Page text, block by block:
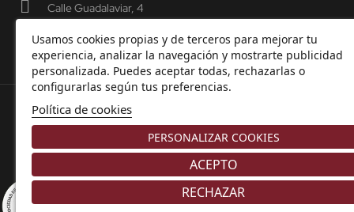
Usamos cookies propias y de terceros para mejorar tu
experiencia, analizar la navegación y mostrarte publicidad
personalizada. Puedes aceptar todas, rechazarlas o
configurarlas según tus preferencias.
Política de cookies
PERSONALIZAR COOKIES
RECHAZAR
ACEPTO
Calle Guadalaviar, 4
© 2000-2026 Laoficinaonline.
Aviso Legal-Política de cookies-Política de
Privacidad-Garantía y Devoluciones.
8.9/10